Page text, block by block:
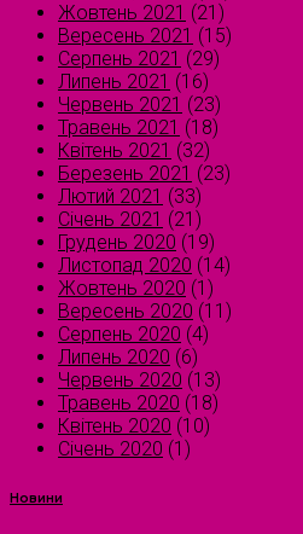
Жовтень 2021 (21)
Вересень 2021 (15)
Серпень 2021 (29)
Липень 2021 (16)
Червень 2021 (23)
Травень 2021 (18)
Квітень 2021 (32)
Березень 2021 (23)
Лютий 2021 (33)
Січень 2021 (21)
Грудень 2020 (19)
Листопад 2020 (14)
Жовтень 2020 (1)
Вересень 2020 (11)
Серпень 2020 (4)
Липень 2020 (6)
Червень 2020 (13)
Травень 2020 (18)
Квітень 2020 (10)
Січень 2020 (1)
Новини